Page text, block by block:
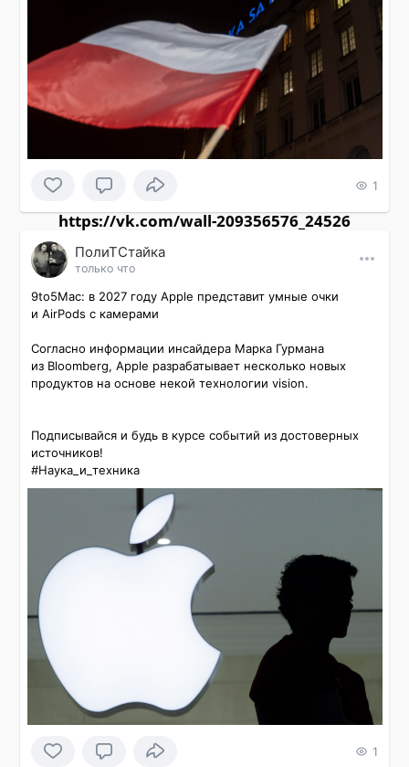
1
https://vk.com/wall-209356576_24526
ПолиТСтайка
только что
9to5Mac: в 2027 году Apple представит умные очки
и AirPods с камерами
Согласно информации инсайдера Марка Гурмана
из Bloomberg, Apple разрабатывает несколько новых
продуктов на основе некой технологии vision.
Подписывайся и будь в курсе событий из достоверных
источников!
#Наука_и_техника
1